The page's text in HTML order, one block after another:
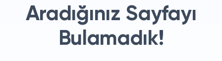
Alt
Yapı
Aradığınız Sayfayı
Bulamadık!